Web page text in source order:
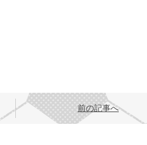
前の記事へ